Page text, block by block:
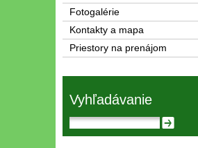
Fotogalérie
Kontakty a mapa
Priestory na prenájom
Vyhľadávanie